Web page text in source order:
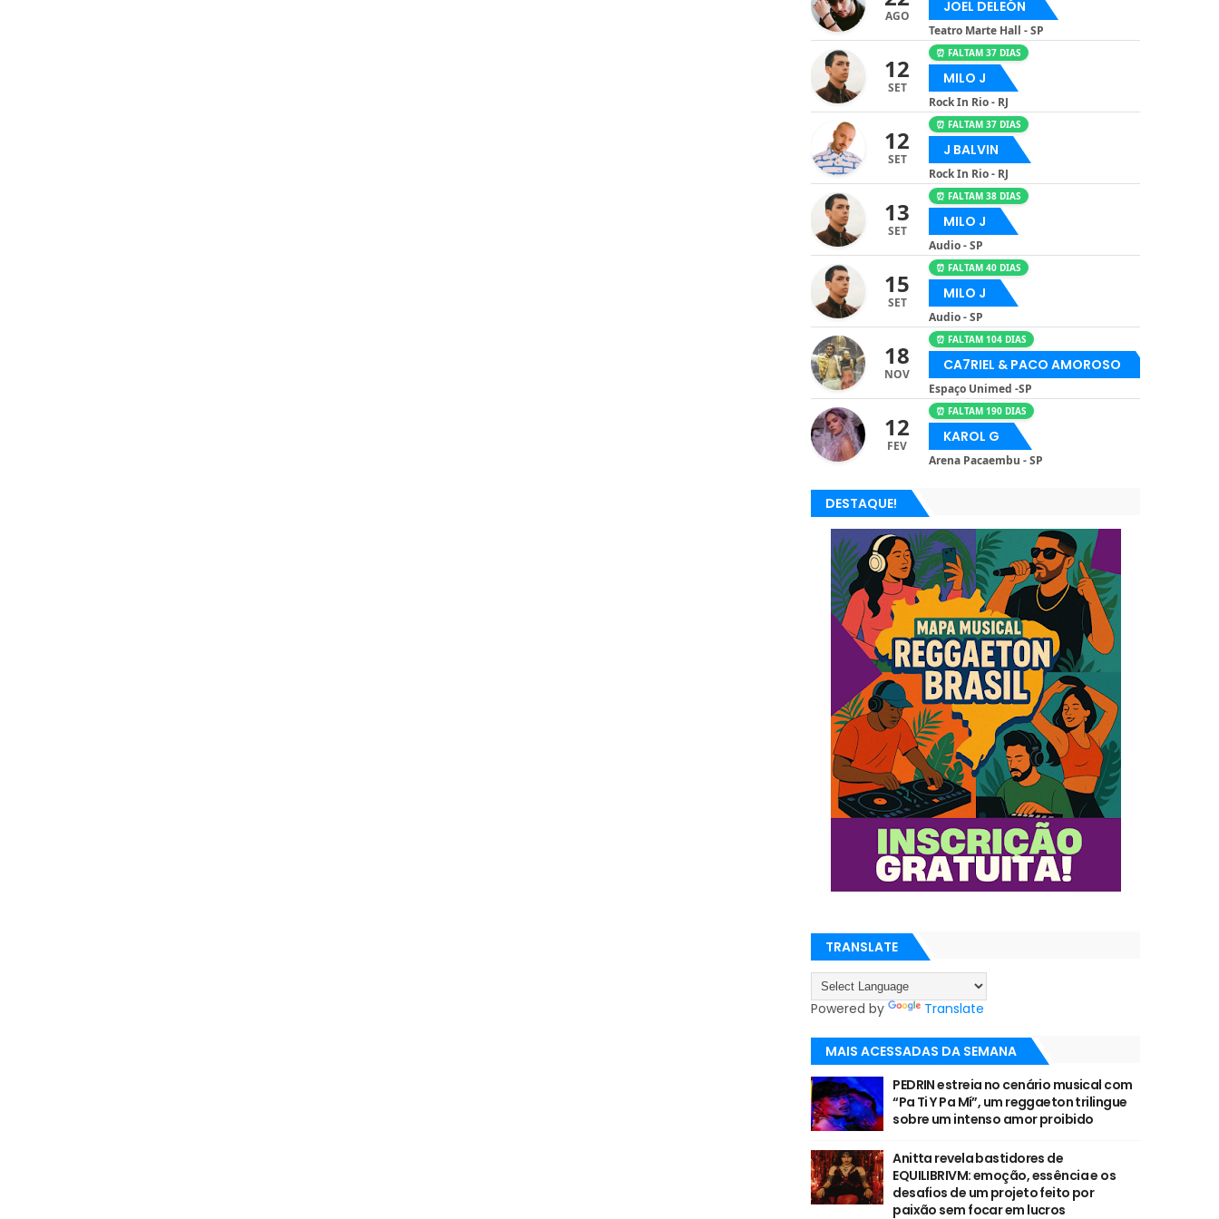
AGO
JOEL DELEÓN
Teatro Marte Hall - SP
12
SET
⏰ FALTAM 37 DIAS
MILO J
Rock In Rio - RJ
12
SET
⏰ FALTAM 37 DIAS
J BALVIN
Rock In Rio - RJ
13
SET
⏰ FALTAM 38 DIAS
MILO J
Audio - SP
15
SET
⏰ FALTAM 40 DIAS
MILO J
Audio - SP
18
NOV
⏰ FALTAM 104 DIAS
CA7RIEL & PACO AMOROSO
Espaço Unimed -SP
12
FEV
⏰ FALTAM 190 DIAS
KAROL G
Arena Pacaembu - SP
DESTAQUE!
TRANSLATE
Powered by Translate
MAIS ACESSADAS DA SEMANA
PEDRIN estreia no cenário musical com
“Pa Ti Y Pa Mí”, um reggaeton trilingue
sobre um intenso amor proibido
Anitta revela bastidores de
EQUILIBRIVM: emoção, essência e os
desafios de um projeto feito por
paixão sem focar em lucros